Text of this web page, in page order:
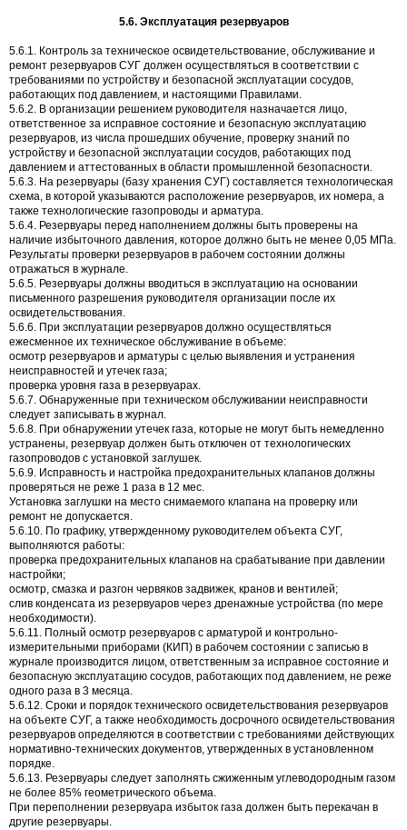
5.6. Эксплуатация резервуаров
5.6.1. Контроль за техническое освидетельствование, обслуживание и
ремонт резервуаров СУГ должен осуществляться в соответствии с
требованиями по устройству и безопасной эксплуатации сосудов,
работающих под давлением, и настоящими Правилами.
5.6.2. В организации решением руководителя назначается лицо,
ответственное за исправное состояние и безопасную эксплуатацию
резервуаров, из числа прошедших обучение, проверку знаний по
устройству и безопасной эксплуатации сосудов, работающих под
давлением и аттестованных в области промышленной безопасности.
5.6.3. На резервуары (базу хранения СУГ) составляется технологическая
схема, в которой указываются расположение резервуаров, их номера, а
также технологические газопроводы и арматура.
5.6.4. Резервуары перед наполнением должны быть проверены на
наличие избыточного давления, которое должно быть не менее 0,05 МПа.
Результаты проверки резервуаров в рабочем состоянии должны
отражаться в журнале.
5.6.5. Резервуары должны вводиться в эксплуатацию на основании
письменного разрешения руководителя организации после их
освидетельствования.
5.6.6. При эксплуатации резервуаров должно осуществляться
ежесменное их техническое обслуживание в объеме:
осмотр резервуаров и арматуры с целью выявления и устранения
неисправностей и утечек газа;
проверка уровня газа в резервуарах.
5.6.7. Обнаруженные при техническом обслуживании неисправности
следует записывать в журнал.
5.6.8. При обнаружении утечек газа, которые не могут быть немедленно
устранены, резервуар должен быть отключен от технологических
газопроводов с установкой заглушек.
5.6.9. Исправность и настройка предохранительных клапанов должны
проверяться не реже 1 раза в 12 мес.
Установка заглушки на место снимаемого клапана на проверку или
ремонт не допускается.
5.6.10. По графику, утвержденному руководителем объекта СУГ,
выполняются работы:
проверка предохранительных клапанов на срабатывание при давлении
настройки;
осмотр, смазка и разгон червяков задвижек, кранов и вентилей;
слив конденсата из резервуаров через дренажные устройства (по мере
необходимости).
5.6.11. Полный осмотр резервуаров с арматурой и контрольно-
измерительными приборами (КИП) в рабочем состоянии с записью в
журнале производится лицом, ответственным за исправное состояние и
безопасную эксплуатацию сосудов, работающих под давлением, не реже
одного раза в 3 месяца.
5.6.12. Сроки и порядок технического освидетельствования резервуаров
на объекте СУГ, а также необходимость досрочного освидетельствования
резервуаров определяются в соответствии с требованиями действующих
нормативно-технических документов, утвержденных в установленном
порядке.
5.6.13. Резервуары следует заполнять сжиженным углеводородным газом
не более 85% геометрического объема.
При переполнении резервуара избыток газа должен быть перекачан в
другие резервуары.